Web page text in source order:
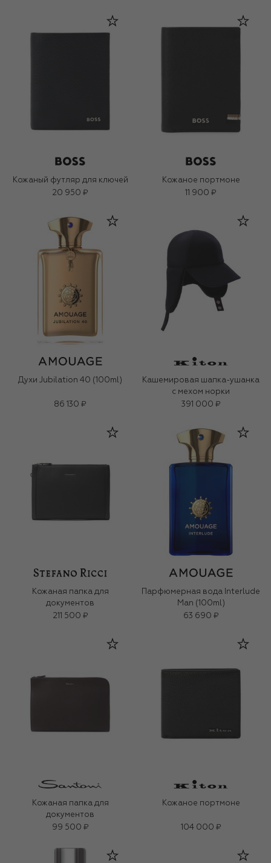
Кожаный футляр для ключей
20 950 ₽
Кожаное портмоне
11 900 ₽
Духи Jubilation 40 (100ml)
86 130 ₽
Кашемировая шапка-ушанка
с мехом норки
391 000 ₽
Кожаная папка для
документов
211 500 ₽
Парфюмерная вода Interlude
Man (100ml)
63 690 ₽
Кожаная папка для
документов
99 500 ₽
Кожаное портмоне
104 000 ₽